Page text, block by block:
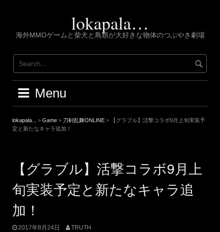
lokapala…
海外MMOゲームと柴犬と鳥類が大好きな物体のつぶやき劇場
Menu
lokapala... > Game > 刀剣乱舞ONLINE >
【グラブル】活撃コラボ9月上旬実装予
定と新たなキャラ追加！
【グラブル】活撃コラボ9月上
旬実装予定と新たなキャラ追
加！
2017年8月24日 TRUTH